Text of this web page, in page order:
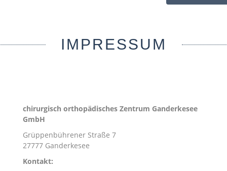
IMPRESSUM
chirurgisch orthopädisches Zentrum Ganderkesee
GmbH
Grüppenbührener Straße 7
27777 Ganderkesee
Kontakt: